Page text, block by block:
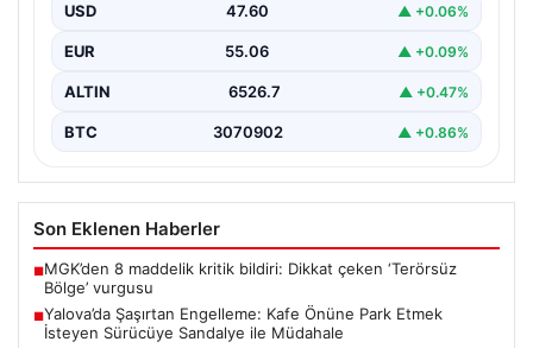
Yalova'da yaşanan sıra dışı bir olay, gündeme damgasını
USD 47.60 ▲ +0.06%
EUR 55.06 ▲ +0.09%
ALTIN 6526.7 ▲ +0.47%
BTC 3070902 ▲ +0.86%
Son Eklenen Haberler
■MGK’den 8 maddelik kritik bildiri: Dikkat çeken ‘Terörsüz
Bölge’ vurgusu
■Yalova’da Şaşırtan Engelleme: Kafe Önüne Park Etmek
İsteyen Sürücüye Sandalye ile Müdahale